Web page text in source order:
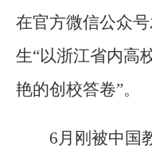
在官方微信公众
生“以浙江省内高
艳的创校答卷”。
6月刚被中国